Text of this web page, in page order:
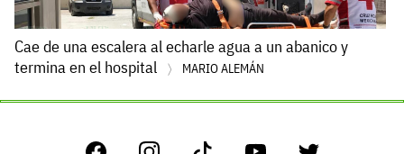
Cae de una escalera al echarle agua a un abanico y
termina en el hospital
MARIO ALEMÁN